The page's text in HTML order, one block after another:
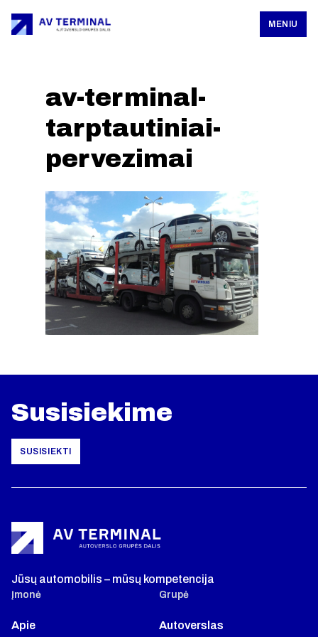
MENIU
av-terminal-
tarptautiniai-
pervezimai
Susisiekime
SUSISIEKTI
Jūsų automobilis – mūsų kompetencija
Įmonė
Apie
Grupė
Autoverslas